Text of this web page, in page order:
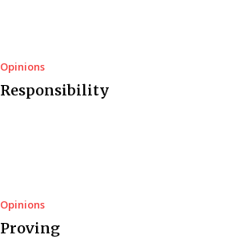
Opinions
Responsibility
Opinions
Proving